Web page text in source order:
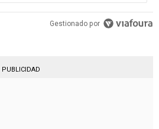
Gestionado por
PUBLICIDAD